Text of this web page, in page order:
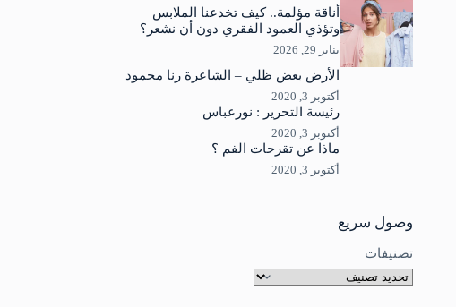
أناقة مؤلمة.. كيف تخدعنا الملابس
وتؤذي العمود الفقري دون أن نشعر؟
يناير 29, 2026
الأرض بعض ظلي – الشاعرة رنا محمود
أكتوبر 3, 2020
رئيسة التحرير : نورعباس
أكتوبر 3, 2020
ماذا عن تقرحات الفم ؟
أكتوبر 3, 2020
وصول سريع
تصنيفات